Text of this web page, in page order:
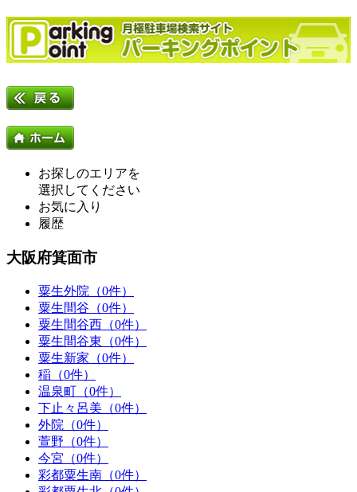
お探しのエリアを
選択してください
お気に入り
履歴
大阪府箕面市
粟生外院（0件）
粟生間谷（0件）
粟生間谷西（0件）
粟生間谷東（0件）
粟生新家（0件）
稲（0件）
温泉町（0件）
下止々呂美（0件）
外院（0件）
萱野（0件）
今宮（0件）
彩都粟生南（0件）